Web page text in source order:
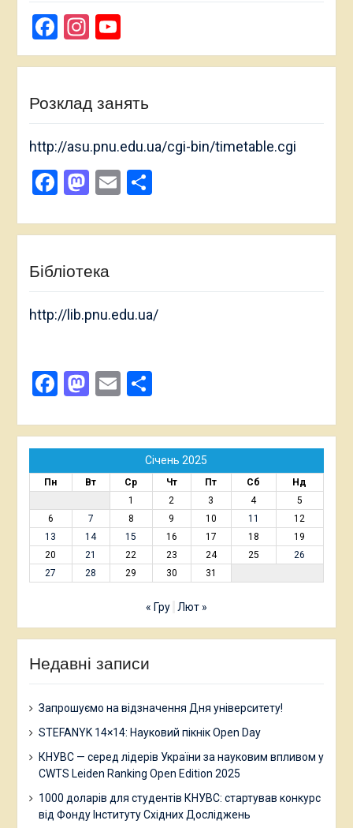
Facebook
Instagram
YouTube
Channel
Розклад занять
http://asu.pnu.edu.ua/cgi-bin/timetable.cgi
Facebook
Mastodon
EmailПоділитися
Бібліотека
http://lib.pnu.edu.ua/
Facebook
Mastodon
EmailПоділитися
Січень 2025
Пн Вт Ср Чт Пт Сб
Нд
1
2 3 4
5
6
7 8 9 10 11
12
13
14 15 16 17 18
19
20
21 22 23 24 25
26
27
28 29 30 31
« Гру Лют »
Недавні записи
Запрошуємо на відзначення Дня університету!
STEFANYK 14×14: Науковий пікнік Open Day
КНУВС — серед лідерів України за науковим впливом у
CWTS Leiden Ranking Open Edition 2025
1000 доларів для студентів КНУВС: стартував конкурс
від Фонду Інституту Східних Досліджень